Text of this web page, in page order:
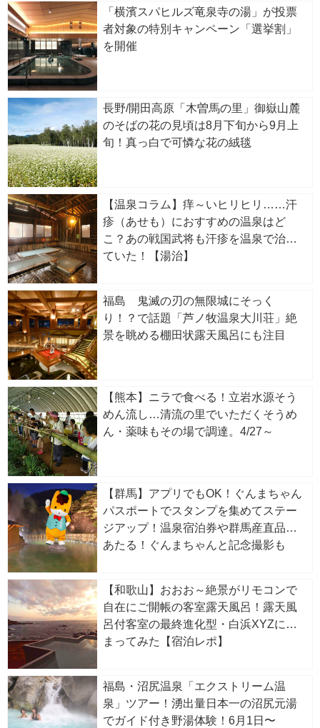
「横濱スパヒルズ竜泉寺の湯」が投票
者対象の特別キャンペーン「選挙割」
を開催
長野/開田高原「木曽馬の里」御嶽山麓
のそばの花の見頃は8月下旬から9月上
旬！真っ白で可憐な花の絨毯
【温泉コラム】痒～いヒリヒリ……汗
疹（あせも）におすすめの温泉はど
こ？あの戦国武将も汗疹を温泉で治し
ていた！【湯治】
福島 鬼滅の刃の無限城にそっく
り！？で話題「芦ノ牧温泉大川荘」絶
景を眺める棚田状露天風呂にも注目
【熊本】ニラで食べる！立岩水源そう
めん流し…清流の里でいただくそうめ
ん・薬味もその場で調達。4/27～
【群馬】アプリでもOK！ぐんまちゃん
パスポートでスタンプを集めてステー
ジアップ！温泉宿泊券や群馬産直品が
あたる！ぐんまちゃんと記念撮影も
【和歌山】おおお～絶景がリモコンで
自在にご開帳の客室露天風呂！露天風
呂付客室の最終進化型・白浜XYZに泊
まってみた【宿泊レポ】
福島・沼尻温泉「エクストリーム温
泉」ツアー！湧出量日本一の沼尻元湯
でガイド付き野湯体験！6月1日〜